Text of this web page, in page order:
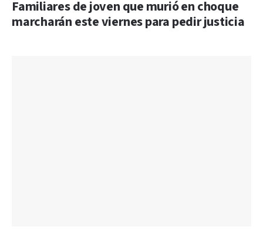
Familiares de joven que murió en choque
marcharán este viernes para pedir justicia